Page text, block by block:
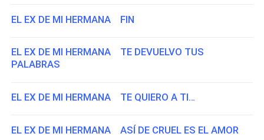
EL EX DE MI HERMANA FIN
EL EX DE MI HERMANA TE DEVUELVO TUS
PALABRAS
EL EX DE MI HERMANA TE QUIERO A TI…
EL EX DE MI HERMANA ASÍ DE CRUEL ES EL AMOR